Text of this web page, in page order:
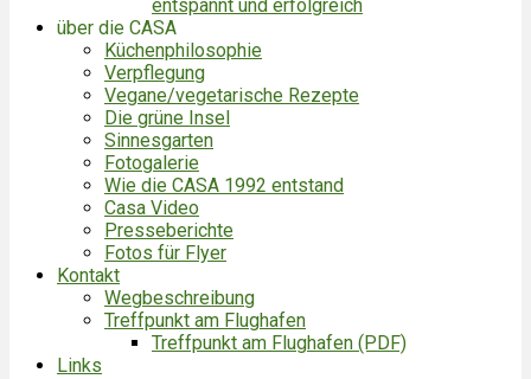
entspannt und erfolgreich
über die CASA
Küchenphilosophie
Verpflegung
Vegane/vegetarische Rezepte
Die grüne Insel
Sinnesgarten
Fotogalerie
Wie die CASA 1992 entstand
Casa Video
Presseberichte
Fotos für Flyer
Kontakt
Wegbeschreibung
Treffpunkt am Flughafen
Treffpunkt am Flughafen (PDF)
Links